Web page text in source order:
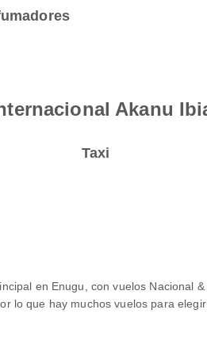
Akanu
Taxi
en Enugu, con vuelos Nacional
lo que hay muchos vuelos para elegir